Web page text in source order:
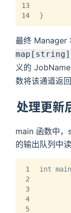
13
14
}
最终 Manager
义的
数将该通道返
处理更新
main 函数中
的输出队列中读
1
2
3
4
5
int